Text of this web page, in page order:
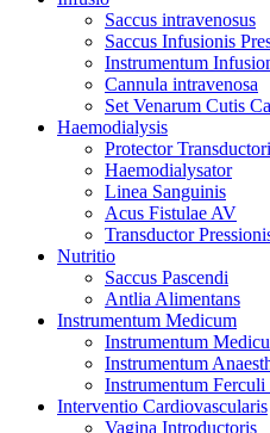
Saccus intravenosus
Saccus Infusionis
Instrumentum
Cannula intravenosa
Set Venarum Cutis
Haemodialysis
Protector
Haemodialysator
Linea Sanguinis
Acus Fistulae AV
Transductor
Nutritio
Saccus Pascendi
Antlia Alimentans
Instrumentum Medicum
Instrumentum
Instrumentum
Instrumentum
Interventio Cardiovascularis
Vagina Introductoris